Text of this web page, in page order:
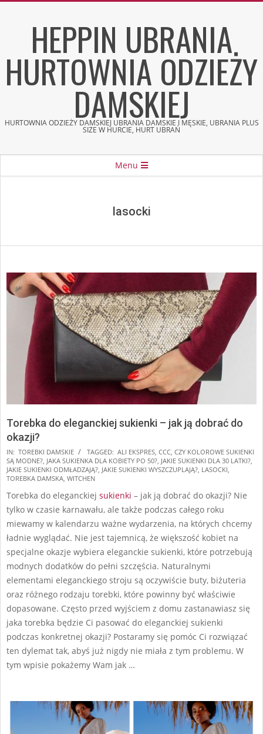
HEPPIN UBRANIA
HURTOWNIA ODZIEŻY
DAMSKIEJ
HURTOWNIA ODZIEŻY DAMSKIEJ UBRANIA DAMSKIE I MĘSKIE, UBRANIA PLUS
SIZE W HURCIE, HURT UBRAŃ
Menu
lasocki
Torebka do eleganckiej sukienki – jak ją dobrać do
okazji?
2025-
08-
24
IN: TOREBKI DAMSKIE TAGGED: ALI EKSPRES, CCC, CZY KOLOROWE SUKIENKI
SĄ MODNE?, JAKA SUKIENKA DLA KOBIETY PO 50?, JAKIE SUKIENKI DLA 30 LATKI?,
JAKIE SUKIENKI ODMŁADZAJĄ?, JAKIE SUKIENKI WYSZCZUPLAJĄ?, LASOCKI,
TOREBKA DAMSKA, WITCHEN
Torebka do eleganckiej sukienki – jak ją dobrać do okazji? Nie
tylko w czasie karnawału, ale także podczas całego roku
miewamy w kalendarzu ważne wydarzenia, na których chcemy
ładnie wyglądać. Nie jest tajemnicą, że większość kobiet na
specjalne okazje wybiera eleganckie sukienki, które potrzebują
modnych dodatków do pełni szczęścia. Naturalnymi
elementami eleganckiego stroju są oczywiście buty, biżuteria
oraz różnego rodzaju torebki, które powinny być właściwie
dopasowane. Często przed wyjściem z domu zastanawiasz się
jaka torebka będzie Ci pasować do eleganckiej sukienki
podczas konkretnej okazji? Postaramy się pomóc Ci rozwiązać
ten dylemat tak, abyś już nigdy nie miała z tym problemu. W
tym wpisie pokażemy Wam jak …